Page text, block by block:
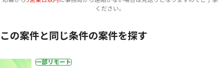
ください。
この案件と同じ条件の案件を探す
一部リモート